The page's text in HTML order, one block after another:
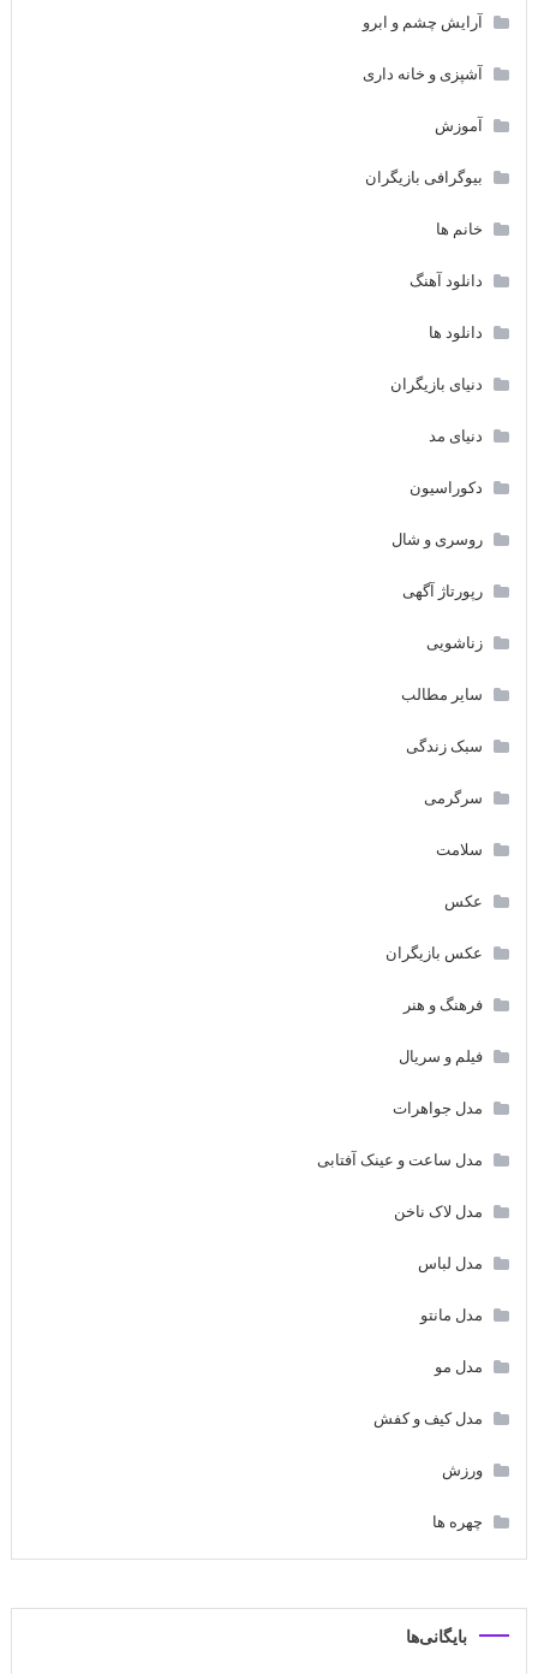
آرایش چشم و ابرو
آشپزی و خانه داری
آموزش
بیوگرافی بازیگران
خانم ها
دانلود آهنگ
دانلود ها
دنیای بازیگران
دنیای مد
دکوراسیون
روسری و شال
رپورتاژ آگهی
زناشویی
سایر مطالب
سبک زندگی
سرگرمی
سلامت
عکس
عکس بازیگران
فرهنگ و هنر
فیلم و سریال
مدل جواهرات
مدل ساعت و عینک آفتابی
مدل لاک ناخن
مدل لباس
مدل مانتو
مدل مو
مدل کیف و کفش
ورزش
چهره ها
بایگانی‌ها